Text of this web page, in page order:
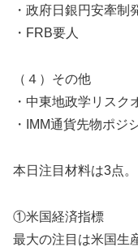
・政府日銀円安牽制
・FRB要人
（４）その他
・中東地政学リスク
・IMM通貨先物ポジ
本日注目材料は3点。
①米国経済指標
最大の注目は米国生